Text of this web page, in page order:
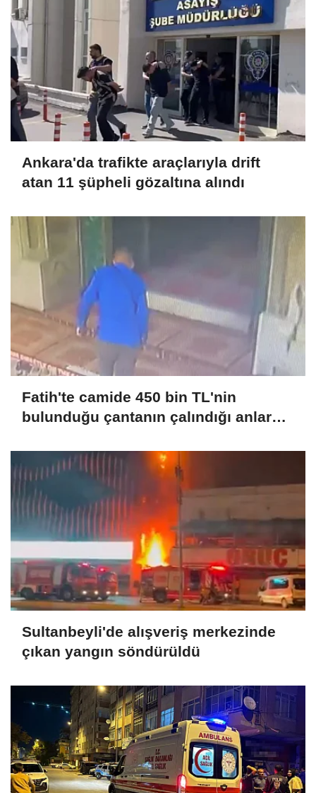
Ankara'da trafikte araçlarıyla drift
atan 11 şüpheli gözaltına alındı
Fatih'te camide 450 bin TL'nin
bulunduğu çantanın çalındığı anlar
Sultanbeyli'de alışveriş merkezinde
çıkan yangın söndürüldü